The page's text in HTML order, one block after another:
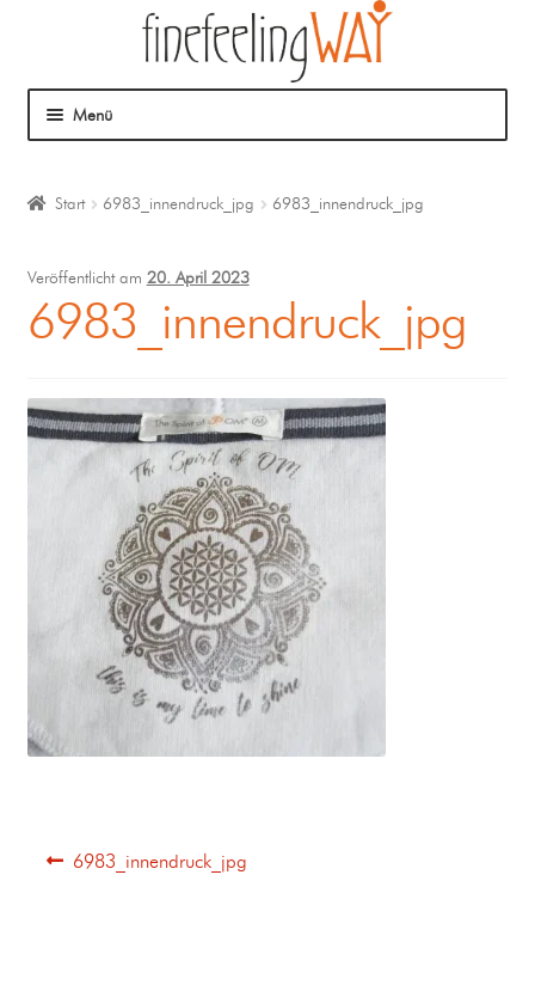
Menü
Coaching
Start 6983_innendruck_jpg 6983_innendruck_jpg
Veröffentlicht am 20. April 2023
6983_innendruck_jpg
6983_innendruck_jpg